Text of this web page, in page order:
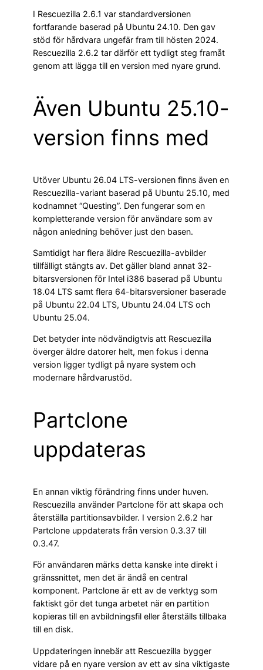
I Rescuezilla 2.6.1 var standardversionen
fortfarande baserad på Ubuntu 24.10. Den gav
stöd för hårdvara ungefär fram till hösten 2024.
Rescuezilla 2.6.2 tar därför ett tydligt steg framåt
genom att lägga till en version med nyare grund.
Även Ubuntu 25.10-
version finns med
Utöver Ubuntu 26.04 LTS-versionen finns även en
Rescuezilla-variant baserad på Ubuntu 25.10, med
kodnamnet “Questing”. Den fungerar som en
kompletterande version för användare som av
någon anledning behöver just den basen.
Samtidigt har flera äldre Rescuezilla-avbilder
tillfälligt stängts av. Det gäller bland annat 32-
bitarsversionen för Intel i386 baserad på Ubuntu
18.04 LTS samt flera 64-bitarsversioner baserade
på Ubuntu 22.04 LTS, Ubuntu 24.04 LTS och
Ubuntu 25.04.
Det betyder inte nödvändigtvis att Rescuezilla
överger äldre datorer helt, men fokus i denna
version ligger tydligt på nyare system och
modernare hårdvarustöd.
Partclone
uppdateras
En annan viktig förändring finns under huven.
Rescuezilla använder Partclone för att skapa och
återställa partitionsavbilder. I version 2.6.2 har
Partclone uppdaterats från version 0.3.37 till
0.3.47.
För användaren märks detta kanske inte direkt i
gränssnittet, men det är ändå en central
komponent. Partclone är ett av de verktyg som
faktiskt gör det tunga arbetet när en partition
kopieras till en avbildningsfil eller återställs tillbaka
till en disk.
Uppdateringen innebär att Rescuezilla bygger
vidare på en nyare version av ett av sina viktigaste